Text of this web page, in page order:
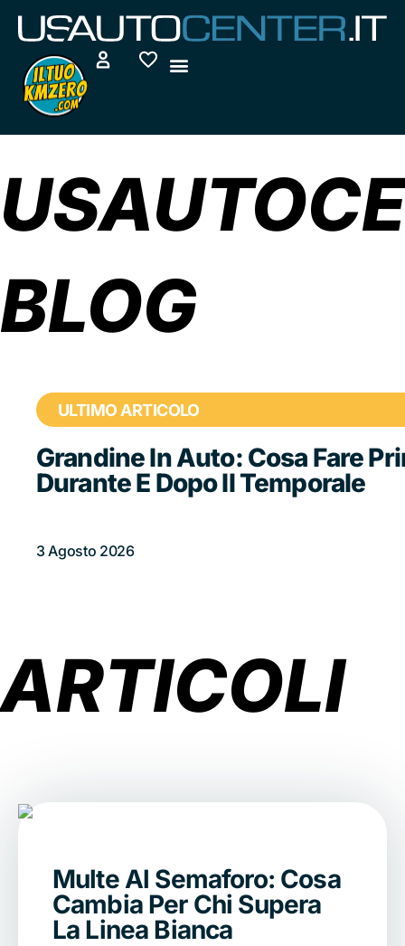
contenuto
BLOG
ULTIMO ARTICOLO
Grandine In Auto: Cosa Fare
Durante E Dopo Il Temporale
3 Agosto 2026
ARTICOLI
Multe Al Semaforo: Cosa
Cambia Per Chi Supera
La Linea Bianca